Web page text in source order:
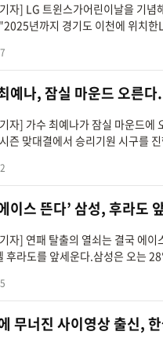
자] LG 트윈스가어린이날을 기념
년까지 경기도 이천에 위치
예나, 잠실 마운드 오른
자] 가수 최예나가 잠실 마운드
즌 맞대결에서 승리기원 시구를
이스 뜬다’ 삼성, 후라도
자] 연패 탈출의 열쇠는 결국 에
후라도를 앞세운다.삼성은 오는
무너진 사이영상 출신,